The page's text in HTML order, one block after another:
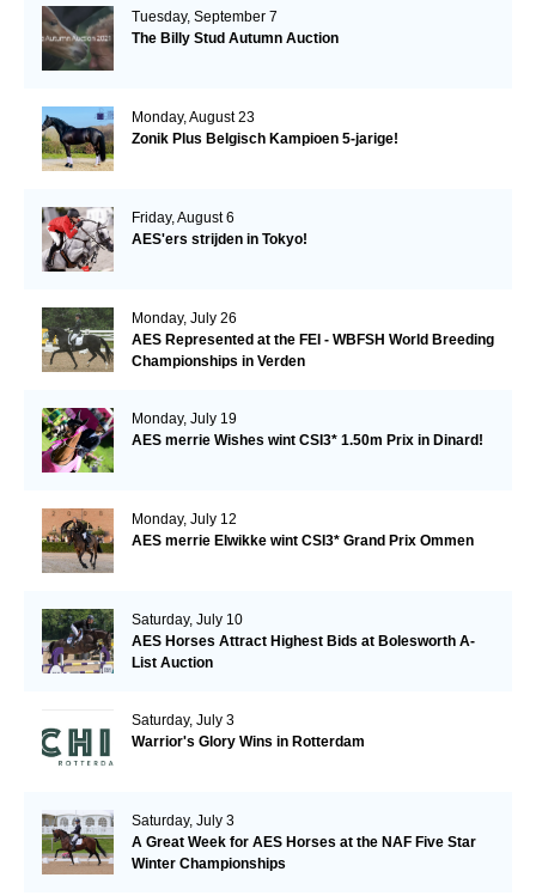
Tuesday, September 7
The Billy Stud Autumn Auction
Monday, August 23
Zonik Plus Belgisch Kampioen 5-jarige!
Friday, August 6
AES'ers strijden in Tokyo!
Monday, July 26
AES Represented at the FEI - WBFSH World Breeding
Championships in Verden
Monday, July 19
AES merrie Wishes wint CSI3* 1.50m Prix in Dinard!
Monday, July 12
AES merrie Elwikke wint CSI3* Grand Prix Ommen
Saturday, July 10
AES Horses Attract Highest Bids at Bolesworth A-
List Auction
Saturday, July 3
Warrior's Glory Wins in Rotterdam
Saturday, July 3
A Great Week for AES Horses at the NAF Five Star
Winter Championships